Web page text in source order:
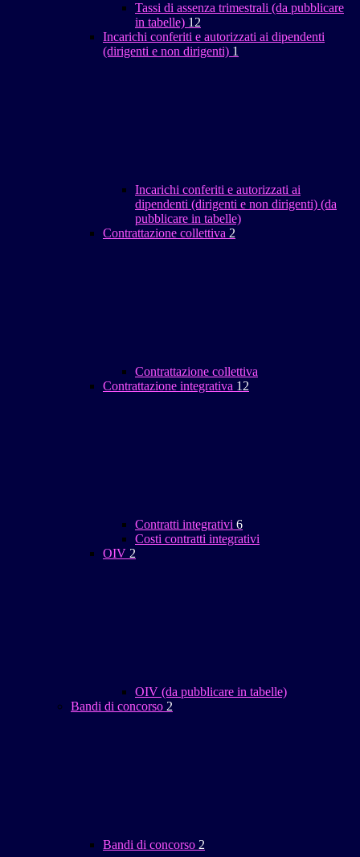
Tassi di assenza trimestrali (da pubblicare
in tabelle) 12
Incarichi conferiti e autorizzati ai dipendenti
(dirigenti e non dirigenti) 1
Incarichi conferiti e autorizzati ai
dipendenti (dirigenti e non dirigenti) (da
pubblicare in tabelle)
Contrattazione collettiva 2
Contrattazione collettiva
Contrattazione integrativa 12
Contratti integrativi 6
Costi contratti integrativi
OIV 2
OIV (da pubblicare in tabelle)
Bandi di concorso 2
Bandi di concorso 2